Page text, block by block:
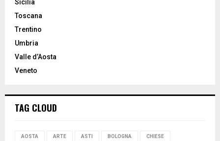
Sicilia
Toscana
Trentino
Umbria
Valle d’Aosta
Veneto
TAG CLOUD
AOSTA ARTE ASTI BOLOGNA CHIESE